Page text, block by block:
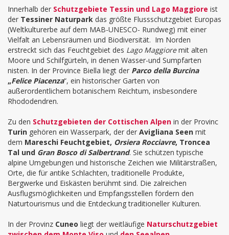
Innerhalb der Schutzgebiete Tessin und Lago Maggiore ist
der Tessiner Naturpark das größte Flussschutzgebiet Europas
(Weltkulturerbe auf dem MAB-UNESCO- Rundweg) mit einer
Vielfalt an Lebensräumen und Biodiversität. Im Norden
erstreckt sich das Feuchtgebiet des Lago Maggioremit alten
Moore und Schilfgürteln, in denen Wasser-und Sumpfarten
nisten. In der Province Biella liegt der Parco della Burcina
„Felice Piacenza“, ein historischer Garten von
außerordentlichem botanischem Reichtum, insbesondere
Rhododendren.
Zu den Schutzgebieten der Cottischen Alpen in der Provinc
Turin gehören ein Wasserpark, der der Avigliana Seen mit
dem Mareschi Feuchtgebiet, Orsiera Rocciavre, Troncea
Tal und Gran Bosco di Salbertrand. Sie schützen typische
alpine Umgebungen und historische Zeichen wie Militärstraßen,
Orte, die für antike Schlachten, traditionelle Produkte,
Bergwerke und Eiskästen berühmt sind. Die zalreichen
Ausflugsmöglichkeiten und Empfangsstellen fördern den
Naturtourismus und die Entdeckung traditioneller Kulturen.
In der Provinz Cuneo liegt der weitläufige Naturschutzgebiet